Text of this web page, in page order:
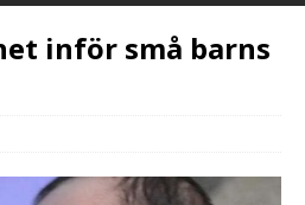
inför små barns